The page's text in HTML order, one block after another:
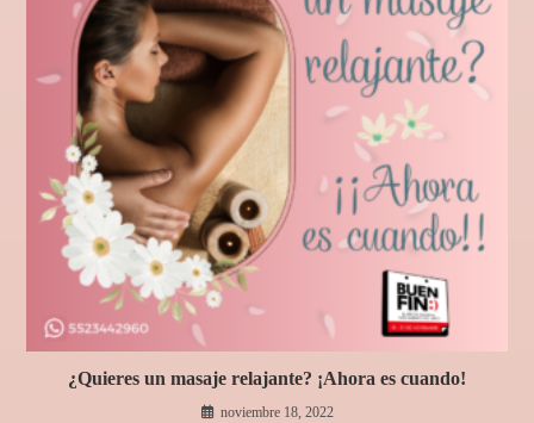
¿Quieres un masaje relajante? ¡Ahora es cuando!
noviembre 18, 2022